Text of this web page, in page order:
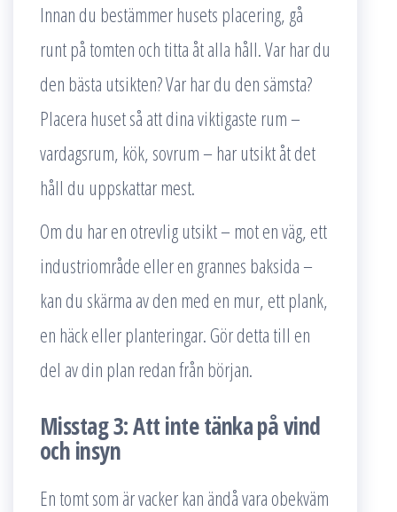
Innan du bestämmer husets placering, gå
runt på tomten och titta åt alla håll. Var har du
den bästa utsikten? Var har du den sämsta?
Placera huset så att dina viktigaste rum –
vardagsrum, kök, sovrum – har utsikt åt det
håll du uppskattar mest.
Om du har en otrevlig utsikt – mot en väg, ett
industriområde eller en grannes baksida –
kan du skärma av den med en mur, ett plank,
en häck eller planteringar. Gör detta till en
del av din plan redan från början.
Misstag 3: Att inte tänka på vind
och insyn
En tomt som är vacker kan ändå vara obekväm